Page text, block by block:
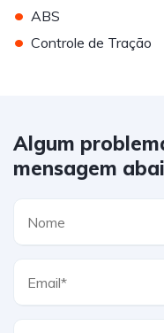
• ABS
• Controle de Tração
Algum
mensagem